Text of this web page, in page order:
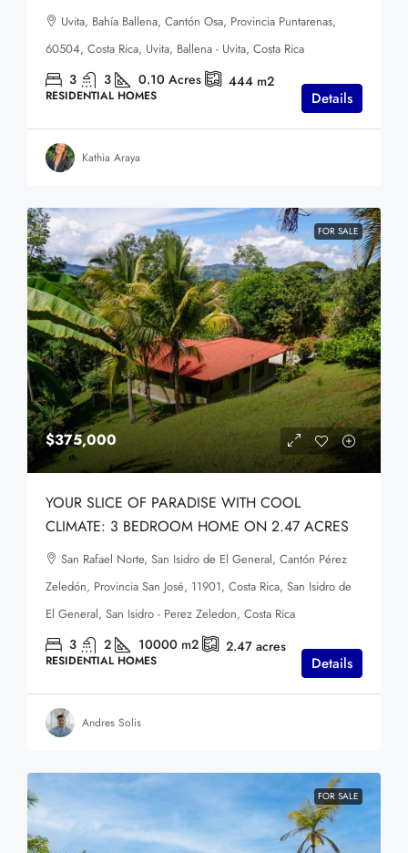
Uvita, Bahía Ballena, Cantón Osa, Provincia Puntarenas,
60504, Costa Rica, Uvita, Ballena - Uvita, Costa Rica
3 3 0.10 Acres 444 m2
RESIDENTIAL HOMES Details
Kathia Araya
FOR SALE
$375,000
YOUR SLICE OF PARADISE WITH COOL
CLIMATE: 3 BEDROOM HOME ON 2.47 ACRES
San Rafael Norte, San Isidro de El General, Cantón Pérez
Zeledón, Provincia San José, 11901, Costa Rica, San Isidro de
El General, San Isidro - Perez Zeledon, Costa Rica
3 2 10000 m2 2.47 acres
RESIDENTIAL HOMES Details
Andres Solis
FOR SALE